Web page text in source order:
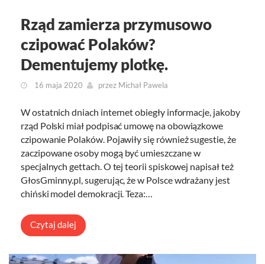
Rząd zamierza przymusowo
czipować Polaków?
Dementujemy plotkę.
16 maja 2020 przez Michał Pawela
W ostatnich dniach internet obiegły informacje, jakoby
rząd Polski miał podpisać umowę na obowiązkowe
czipowanie Polaków. Pojawiły się również sugestie, że
zaczipowane osoby mogą być umieszczane w
specjalnych gettach. O tej teorii spiskowej napisał też
GłosGminny.pl, sugerując, że w Polsce wdrażany jest
chiński model demokracji. Teza:…
Czytaj dalej